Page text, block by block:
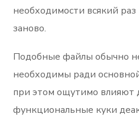
необходимости всякий раз
заново.
Подобные файлы обычно
необходимы ради
при этом ощутимо влияют
функциональные куки